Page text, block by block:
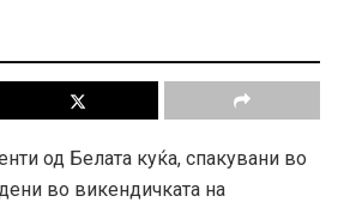
од Белата куќа, спакувани во
во викендичката на